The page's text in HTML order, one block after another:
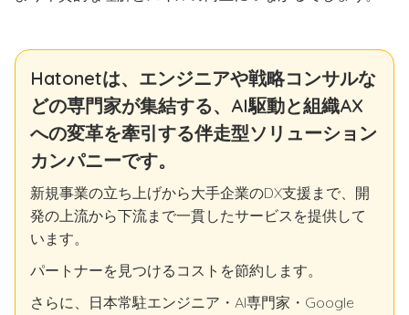
Hatonetは、エンジニアや戦略コンサルな
どの専門家が集結する、AI駆動と組織AX
への変革を牽引する伴走型ソリューション
カンパニーです。
新規事業の立ち上げから大手企業のDX支援まで、開
発の上流から下流まで一貫したサービスを提供して
います。
パートナーを見つけるコストを節約します。
さらに、日本常駐エンジニア・AI専門家・Google